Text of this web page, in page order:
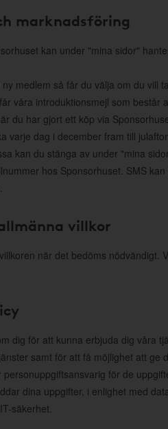
marknadsföring
kan under "mina sidor"
medlem så får du välja om du vill
våra introduktionsmejl som består
du har gjort ett köp via
varje dag i december fram till
kan du stänga av under "mina
hos Sponsorhuset. SMS
villkor
när det bedöms nödvändigt.
dig för att kunna erbjuda dig våra
samt för att få möjlighet att ge
för de
dina uppgifter, i enlighet med
säkerhet.